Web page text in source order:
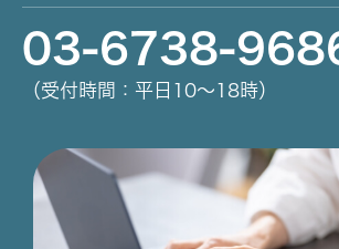
03-6738-
（受付時間：平日10～18時）